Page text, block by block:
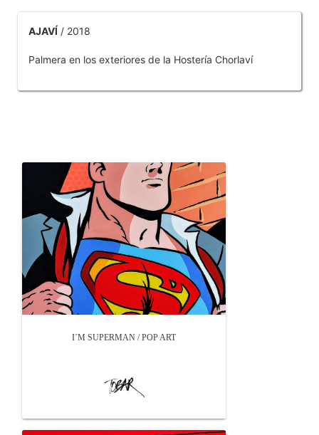
AJAVÍ / 2018
Palmera en los exteriores de la Hostería Chorlaví
I´M SUPERMAN / POP ART